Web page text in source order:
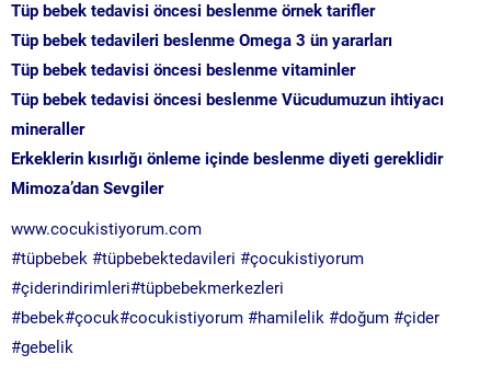
Tüp bebek tedavisi öncesi beslenme örnek tarifler
Tüp bebek tedavileri beslenme Omega 3 ün yararları
Tüp bebek tedavisi öncesi beslenme vitaminler
Tüp bebek tedavisi öncesi beslenme Vücudumuzun ihtiyacı
mineraller
Erkeklerin kısırlığı önleme içinde beslenme diyeti gereklidir
Mimoza’dan Sevgiler
www.cocukistiyorum.com
‪#‎tüpbebek‬ ‪#‎tüpbebektedavileri‬ ‪#‎çocukistiyorum‬
‪#‎çiderindirimleri‬‪#‎tüpbebekmerkezleri‬
‪#‎bebek‬‪#‎çocuk‬‪#‎cocukistiyorum‬ ‪#‎hamilelik‬ ‪#‎doğum‬ ‪#‎çider‬
‪#‎gebelik‬